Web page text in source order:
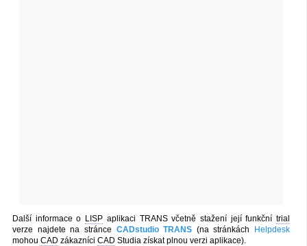
Další informace o LISP aplikaci TRANS včetně stažení její funkčnítrial
verze najdete na stránce CADstudio TRANS (na stránkách
Helpdesk
mohou CAD zákazníci CAD Studia získat plnou verzi aplikace).